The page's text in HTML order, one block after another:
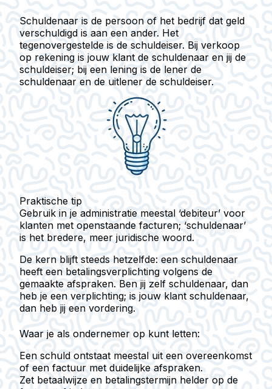
Schuldenaar is de persoon of het bedrijf dat geld
verschuldigd is aan een ander. Het
tegenovergestelde is de schuldeiser. Bij verkoop
op rekening is jouw klant de schuldenaar en jij de
schuldeiser; bij een lening is de lener de
schuldenaar en de uitlener de schuldeiser.
Praktische tip
Gebruik in je administratie meestal ‘debiteur’ voor
klanten met openstaande facturen; ‘schuldenaar’
is het bredere, meer juridische woord.
De kern blijft steeds hetzelfde: een schuldenaar
heeft een betalingsverplichting volgens de
gemaakte afspraken. Ben jij zelf schuldenaar, dan
heb je een verplichting; is jouw klant schuldenaar,
dan heb jij een vordering.
Waar je als ondernemer op kunt letten:
Een schuld ontstaat meestal uit een overeenkomst
of een factuur met duidelijke afspraken.
Zet betaalwijze en betalingstermijn helder op de